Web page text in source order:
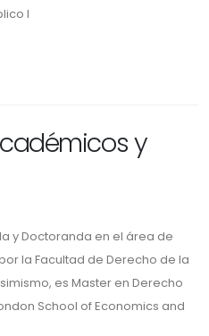
I
y
y Doctoranda en el área de
la Facultad de Derecho de la
es Master en Derecho
School of Economics and